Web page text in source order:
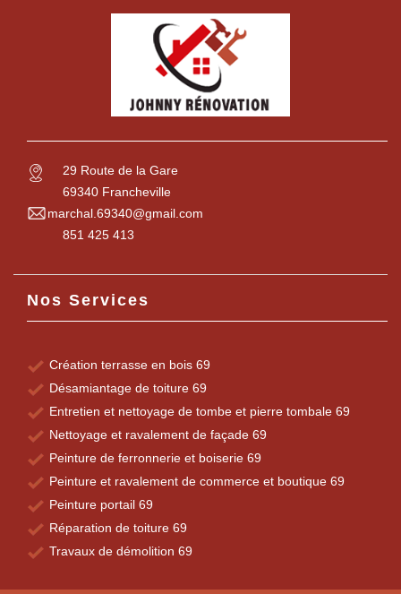
29 Route de la Gare
69340 Francheville
marchal.69340@gmail.com
851 425 413
Nos Services
Création terrasse en bois 69
Désamiantage de toiture 69
Entretien et nettoyage de tombe et pierre tombale 69
Nettoyage et ravalement de façade 69
Peinture de ferronnerie et boiserie 69
Peinture et ravalement de commerce et boutique 69
Peinture portail 69
Réparation de toiture 69
Travaux de démolition 69